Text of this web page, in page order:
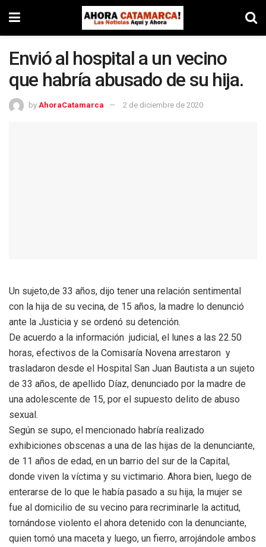
Envió al hospital a un vecino
que habría abusado de su hija.
by AhoraCatamarca 2 de diciembre de 2020
Un sujeto,de 33 años, dijo tener una relación sentimental
con la hija de su vecina, de 15 años, la madre lo denunció
ante la Justicia y se ordenó su detención.
De acuerdo a la información judicial, el lunes a las 22.50
horas, efectivos de la Comisaría Novena arrestaron y
trasladaron desde el Hospital San Juan Bautista a un sujeto
de 33 años, de apellido Díaz, denunciado por la madre de
una adolescente de 15, por el supuesto delito de abuso
sexual.
Según se supo, el mencionado habría realizado
exhibiciones obscenas a una de las hijas de la denunciante,
de 11 años de edad, en un barrio del sur de la Capital,
donde viven la víctima y su victimario. Ahora bien, luego de
enterarse de lo que le había pasado a su hija, la mujer se
fue al domicilio de su vecino para recriminarle la actitud,
tornándose violento el ahora detenido con la denunciante,
quien tomó una maceta y luego, un fierro, arrojándole ambos